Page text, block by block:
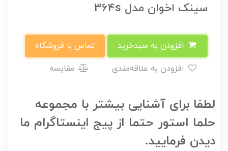
سینک اخوان مدل 364s
تماس با فروشگاه
مقایسه
لطفا برای آشنایی بیشتر با مجموعه
حلما استور حتما از پیج اینستاگرام ما
دیدن فرمایید.